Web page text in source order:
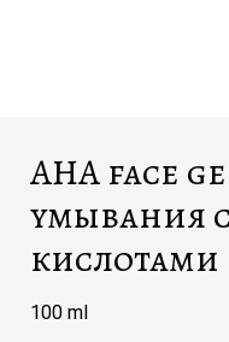
100 ml
AHA face
умывания
кислотами